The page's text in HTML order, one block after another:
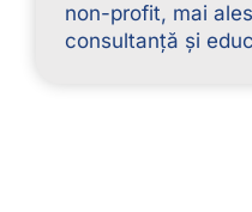
non-profit, mai
consultanță și